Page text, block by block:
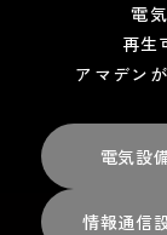
電
再生
アマデン
電気設
情報通信